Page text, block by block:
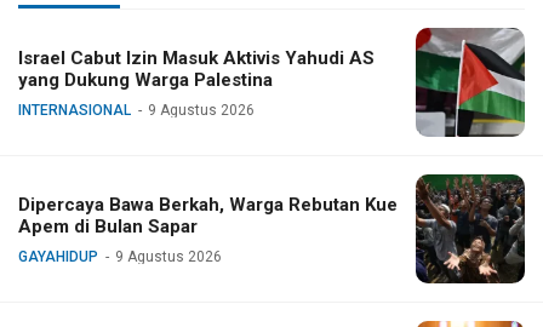
Israel Cabut Izin Masuk Aktivis Yahudi AS
yang Dukung Warga Palestina
INTERNASIONAL 9 Agustus 2026
Dipercaya Bawa Berkah, Warga Rebutan Kue
Apem di Bulan Sapar
GAYAHIDUP 9 Agustus 2026